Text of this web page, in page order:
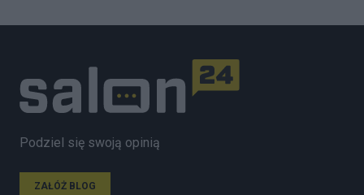
Podziel się swoją opinią
ZAŁÓŻ BLOG